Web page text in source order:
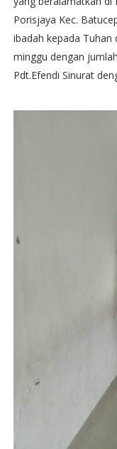
Porisjaya Kec.
ibadah kepada Tuhan
minggu dengan
Pdt.Efendi Sinurat